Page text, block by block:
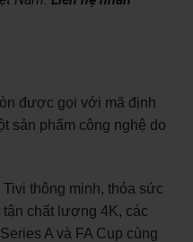
được gọi với mã định
sản phẩm công nghệ do
thông minh, thỏa sức
chất lượng 4K, các
A và FA Cup cùng